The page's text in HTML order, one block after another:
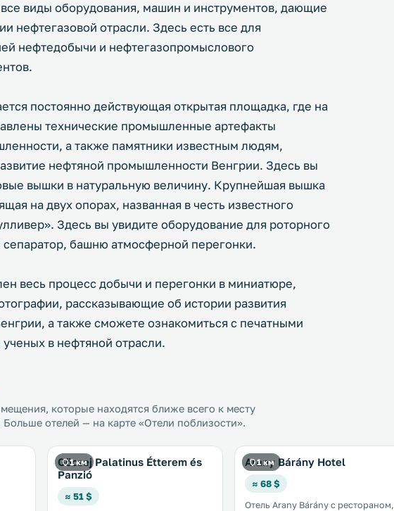
виды оборудования, машин и инструментов, дающие
нефтегазовой отрасли. Здесь есть все для
нефтедобычи и нефтегазопромыслового
постоянно действующая открытая площадка, где на
технические промышленные артефакты
а также памятники известным людям,
нефтяной промышленности Венгрии. Здесь вы
вышки в натуральную величину. Крупнейшая вышка
на двух опорах, названная в честь известного
Здесь вы увидите оборудование для роторного
башню атмосферной перегонки.
весь процесс добычи и перегонки в миниатюре,
рассказывающие об истории развития
а также сможете ознакомиться с печатными
в нефтяной отрасли.
которые находятся ближе всего к месту
отелей — на карте «Отели поблизости».
1 км
Göcsej Palatinus Étterem és
Panzió
≈ 51 $
1 км
Arany Bárány Hotel
≈ 68 $
Отель Arany Bárány с рестораном,